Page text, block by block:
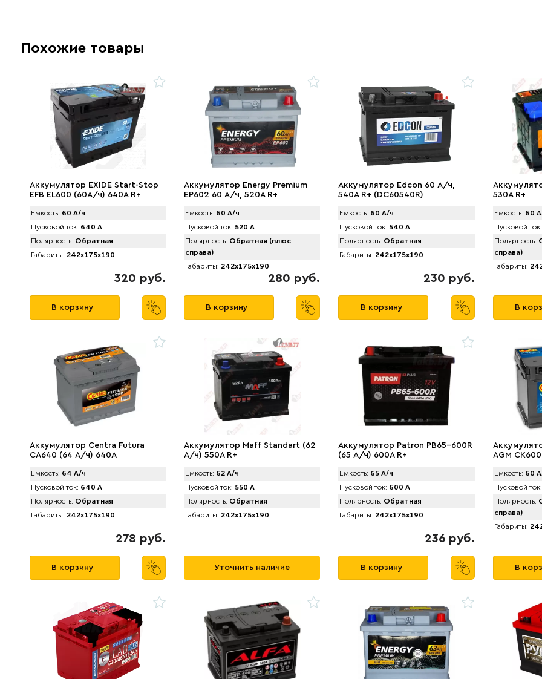
Похожие товары
Аккумулятор EXIDE Start-Stop
EFB EL600 (60А/ч) 640A R+
Емкость: 60 А/ч
Пусковой ток: 640 А
Полярность: Обратная
Габариты: 242x175x190
320 руб.
В корзину
Аккумулятор Energy Premium
EP602 60 А/ч, 520A R+
Емкость: 60 А/ч
Пусковой ток: 520 А
Полярность: Обратная (плюс
справа)
Габариты: 242x175x190
280 руб.
В корзину
Аккумулятор Edcon 60 А/ч,
540A R+ (DC60540R)
Емкость: 60 А/ч
Пусковой ток: 540 А
Полярность: Обратная
Габариты: 242x175x190
230 руб.
В корзину
530A R+
Емкость: 60
Пусковой ток:
Полярность:
справа)
Габариты:
В
Аккумулятор Centra Futura
CA640 (64 А/ч) 640A
Емкость: 64 А/ч
Пусковой ток: 640 А
Полярность: Обратная
Габариты: 242x175x190
278 руб.
В корзину
Аккумулятор Maff Standart (62
А/ч) 550А R+
Емкость: 62 А/ч
Пусковой ток: 550 А
Полярность: Обратная
Габариты: 242x175x190
Уточнить наличие
Аккумулятор Patron PB65-600R
(65 А/ч) 600A R+
Емкость: 65 А/ч
Пусковой ток: 600 А
Полярность: Обратная
Габариты: 242x175x190
236 руб.
В корзину
AGM
Емкость: 60
Пусковой ток:
Полярность:
справа)
Габариты:
В